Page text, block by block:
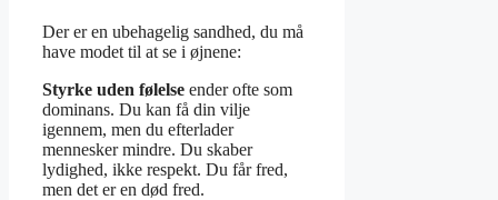
Der er en ubehagelig sandhed, du må
have modet til at se i øjnene:
Styrke uden følelse ender ofte som
dominans. Du kan få din vilje
igennem, men du efterlader
mennesker mindre. Du skaber
lydighed, ikke respekt. Du får fred,
men det er en død fred.